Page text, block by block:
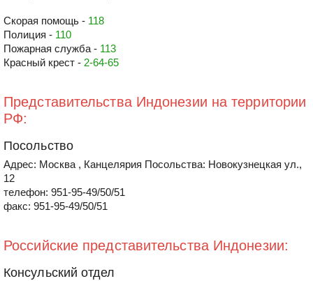
Скорая помощь - 118
Полиция - 110
Пожарная служба - 113
Красный крест - 2-64-65
Представительства Индонезии на территории
РФ:
Посольство
Адрес: Москва , Канцелярия Посольства: Новокузнецкая ул.,
12
телефон: 951-95-49/50/51
факс: 951-95-49/50/51
Российские представительства Индонезии:
Консульский отдел